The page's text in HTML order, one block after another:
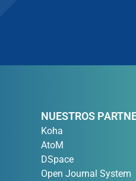
NUESTROS
Koha
AtoM
DSpace
Open Journal System